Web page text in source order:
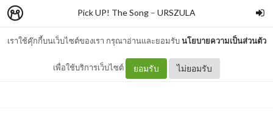
เราใช้คุ๊กกี้บนเว็บไซต์ของเรา กรุณาอ่านและยอมรับนโยบายความเป็นส่วนตัว
เพื่อใช้บริการเว็บไซต์ ยอมรับ ไม่ยอมรับ
Pick UP! The Song – URSZULA